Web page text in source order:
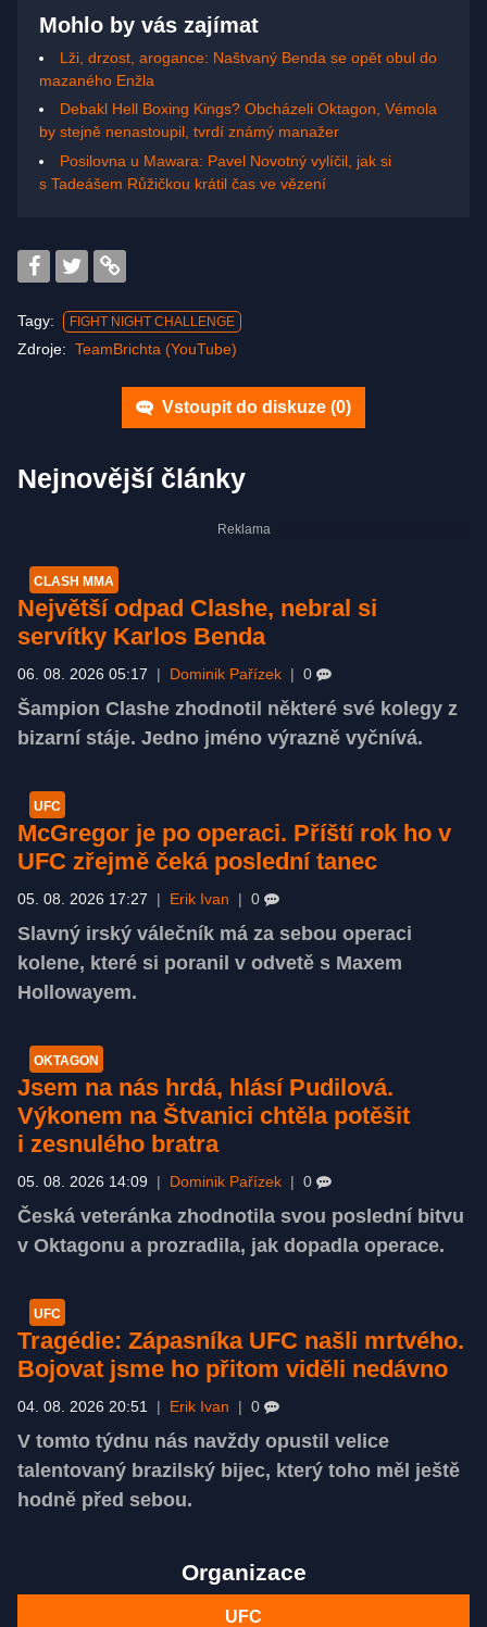
Mohlo by vás zajímat
Lži, drzost, arogance: Naštvaný Benda se opět obul do
mazaného Enžla
Debakl Hell Boxing Kings? Obcházeli Oktagon, Vémola
by stejně nenastoupil, tvrdí známý manažer
Posilovna u Mawara: Pavel Novotný vylíčil, jak si
s Tadeášem Růžičkou krátil čas ve vězení
Tagy: FIGHT NIGHT CHALLENGE
Zdroje: TeamBrichta (YouTube)
Vstoupit do diskuze (0)
Nejnovější články
CLASH MMA
Největší odpad Clashe, nebral si
servítky Karlos Benda
06. 08. 2026 05:17 Dominik Pařízek 0
Šampion Clashe zhodnotil některé své kolegy z
bizarní stáje. Jedno jméno výrazně vyčnívá.
UFC
McGregor je po operaci. Příští rok ho v
UFC zřejmě čeká poslední tanec
05. 08. 2026 17:27 Erik Ivan 0
Slavný irský válečník má za sebou operaci
kolene, které si poranil v odvetě s Maxem
Hollowayem.
OKTAGON
Jsem na nás hrdá, hlásí Pudilová.
Výkonem na Štvanici chtěla potěšit
i zesnulého bratra
05. 08. 2026 14:09 Dominik Pařízek 0
Česká veteránka zhodnotila svou poslední bitvu
v Oktagonu a prozradila, jak dopadla operace.
UFC
Tragédie: Zápasníka UFC našli mrtvého.
Bojovat jsme ho přitom viděli nedávno
04. 08. 2026 20:51 Erik Ivan 0
V tomto týdnu nás navždy opustil velice
talentovaný brazilský bijec, který toho měl ještě
hodně před sebou.
Organizace
UFC